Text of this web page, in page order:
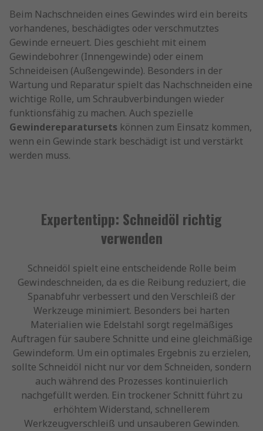
Beim Nachschneiden eines Gewindes wird ein bereits
vorhandenes, beschädigtes oder verschmutztes
Gewinde erneuert. Dies geschieht mit einem
Gewindebohrer (Innengewinde) oder einem
Schneideisen (Außengewinde). Besonders in der
Wartung und Reparatur spielt das Nachschneiden eine
wichtige Rolle, um Schraubverbindungen wieder
funktionsfähig zu machen. Auch spezielle
Gewindereparatursets können zum Einsatz kommen,
wenn ein Gewinde stark beschädigt ist und verstärkt
werden muss.
Expertentipp: Schneidöl richtig
verwenden
Schneidöl spielt eine entscheidende Rolle beim
Gewindeschneiden, da es die Reibung reduziert, die
Spanabfuhr verbessert und den Verschleiß der
Werkzeuge minimiert. Besonders bei harten
Materialien wie Edelstahl sorgt regelmäßiges
Auftragen für saubere Schnitte und eine gleichmäßige
Gewindeform. Um ein optimales Ergebnis zu erzielen,
sollte Schneidöl nicht nur vor dem Schneiden, sondern
auch während des Prozesses kontinuierlich
nachgefüllt werden. Ein trockener Schnitt führt zu
erhöhtem Widerstand, schnellerem
Werkzeugverschleiß und unsauberen Gewinden.